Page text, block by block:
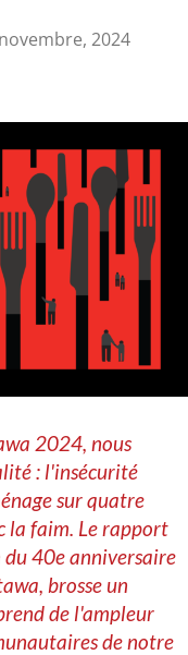
2024
2024, nous
: l'insécurité
sur quatre
la faim. Le rapport
du 40e anniversaire
brosse un
de l'ampleur
de notre